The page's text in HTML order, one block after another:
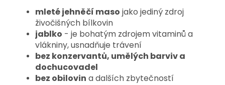
mleté jehněčí maso jako jediný zdroj
živočišných bílkovin
jablko - je bohatým zdrojem vitaminů a
vlákniny, usnadňuje trávení
bez konzervantů, umělých barviv a
dochucovadel
bez obilovin a dalších zbytečností